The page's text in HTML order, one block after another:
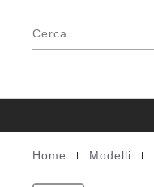
Cerca
Homepage
Home Modelli
Birko-
product
pagina